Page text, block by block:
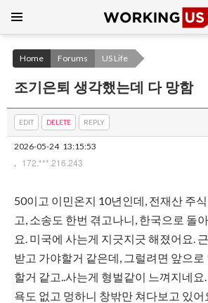
CONTENT
Home Forums US Life
조기은퇴 생각했는데 다 망함
EDIT DELETE REPLY
2026-05-24 13:15:53
. 172.***.216.243
50이고 이민온지 10년인데, 전재산 주
고, 소송도 한번 겪고나니, 한국으로 돌
요. 미국에 사는게 지긋지긋 해졌어요.
받고 가야할거 같은데, 그럴려면 앞으
할거 같고..사는게 형벌같이 느껴지네요
욕도 없고 멍하니 창밖만 쳐다보고 있어